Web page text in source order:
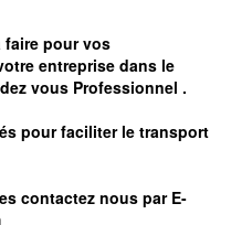
faire pour vos
entreprise dans le
vous Professionnel .
pour faciliter letransport
contactez nous par E-